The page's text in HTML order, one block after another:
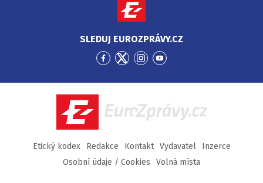
SLEDUJ EUROZPRÁVY.CZ
Přejít
Facebook
Přejít
Twitter
Přejít
Instagram
Přejít
YouTube
EuroZprávy.cz
Etický kodex Redakce Kontakt Vydavatel
Inzerce
Osobní údaje / Cookies
Volná místa